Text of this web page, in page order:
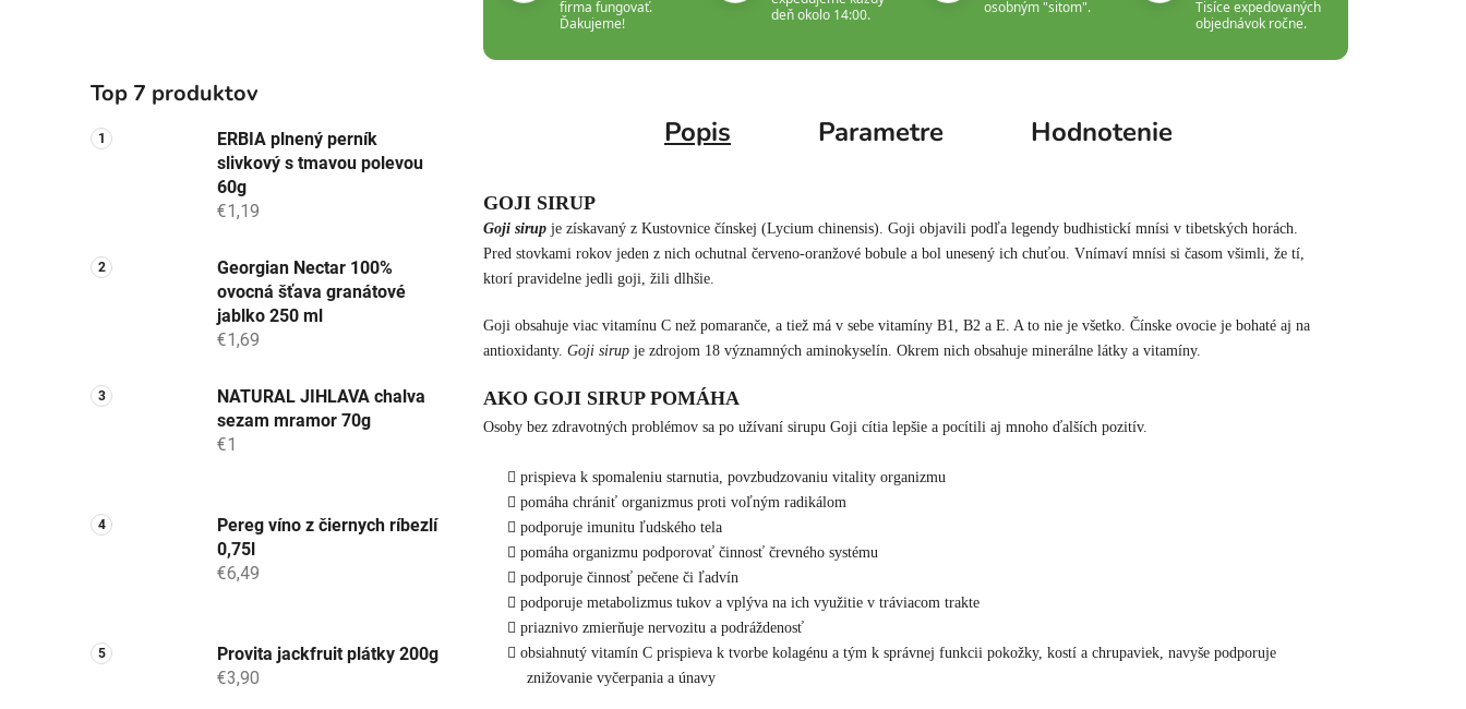
Top 7 produktov
ERBIA plnený perník
slivkový s tmavou polevou
60g
€1,19
Georgian Nectar 100%
ovocná šťava granátové
jablko 250 ml
€1,69
NATURAL JIHLAVA chalva
sezam mramor 70g
€1
Pereg víno z čiernych ríbezlí
0,75l
€6,49
Provita jackfruit plátky 200g
€3,90
firma fungovať.
Ďakujeme!
deň okolo 14:00.
osobným "sitom".
Tisíce expedovaných
objednávok ročne.
Popis Parametre Hodnotenie
GOJI SIRUP
Goji sirup je získavaný z Kustovnice čínskej (Lycium chinensis). Goji objavili podľa legendy budhistickí mnísi v tibetských horách.
Pred stovkami rokov jeden z nich ochutnal červeno-oranžové bobule a bol unesený ich chuťou. Vnímaví mnísi si časom všimli, že tí,
ktorí pravidelne jedli goji, žili dlhšie.
Goji obsahuje viac vitamínu C než pomaranče, a tiež má v sebe vitamíny B1, B2 a E. A to nie je všetko. Čínske ovocie je bohaté aj na
antioxidanty. Goji sirup je zdrojom 18 významných aminokyselín. Okrem nich obsahuje minerálne látky a vitamíny.
AKO GOJI SIRUP POMÁHA
Osoby bez zdravotných problémov sa po užívaní sirupu Goji cítia lepšie a pocítili aj mnoho ďalších pozitív.
prispieva k spomaleniu starnutia, povzbudzovaniu vitality organizmu
pomáha chrániť organizmus proti voľným radikálom
podporuje imunitu ľudského tela
pomáha organizmu podporovať činnosť črevného systému
podporuje činnosť pečene či ľadvín
podporuje metabolizmus tukov a vplýva na ich využitie v tráviacom trakte
priaznivo zmierňuje nervozitu a podráždenosť
obsiahnutý vitamín C prispieva k tvorbe kolagénu a tým k správnej funkcii pokožky, kostí a chrupaviek, navyše podporuje
znižovanie vyčerpania a únavy